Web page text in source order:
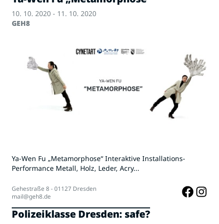
10. 10. 2020 - 11. 10. 2020
GEH8
Ya-Wen Fu „Metamorphose“ Interaktive Installations-
Performance Metall, Holz, Leder, Acry...
Gehestraße 8 - 01127 Dresden
mail@geh8.de
Polizeiklasse Dresden: safe?